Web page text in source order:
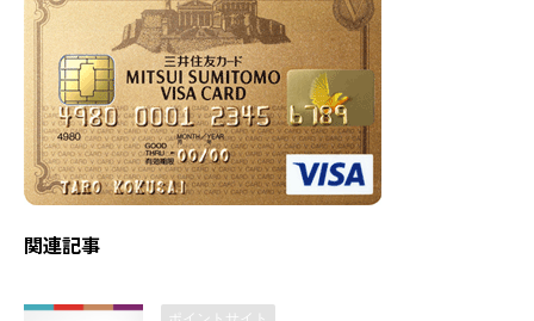
関連記事